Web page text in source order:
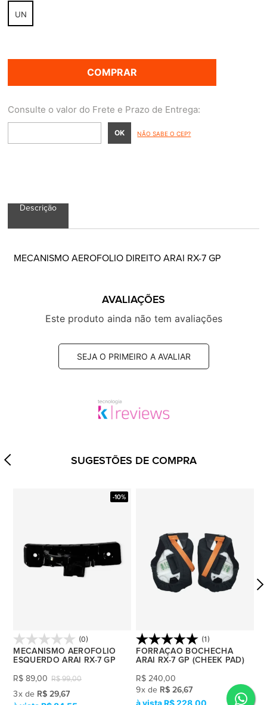
UN
COMPRAR
NÃO SABE O CEP?
Descrição
MECANISMO AEROFOLIO DIREITO ARAI RX-7 GP
AVALIAÇÕES
Este produto ainda não tem avaliações
SEJA O PRIMEIRO A AVALIAR
SUGESTÕES DE COMPRA
-10%
(0)
MECANISMO AEROFOLIO
ESQUERDO ARAI RX-7 GP
R$ 99,00
R$ 89,00
3x de R$ 29,67
(1)
FORRAÇAO BOCHECHA
ARAI RX-7 GP (CHEEK PAD)
R$ 240,00
9x de R$ 26,67